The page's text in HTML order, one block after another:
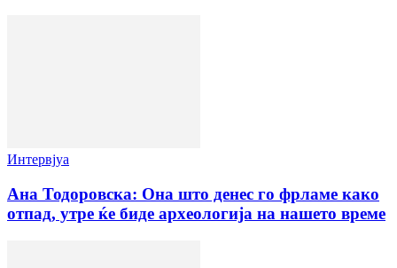
Интервјуа
Ана Тодоровска: Она што денес го фрламе како
отпад, утре ќе биде археологија на нашето време